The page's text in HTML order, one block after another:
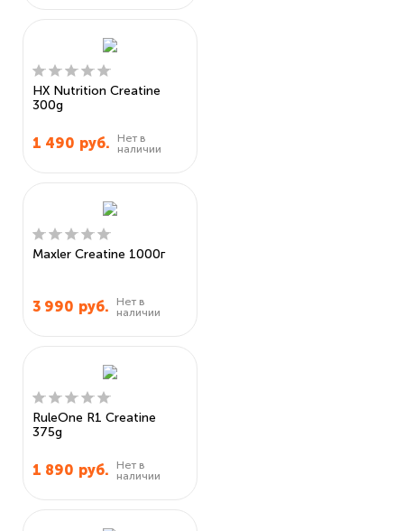
HX Nutrition Creatine
300g
1 490 руб.
Нет в
наличии
Maxler Creatine 1000г
3 990 руб.
Нет в
наличии
RuleOne R1 Creatine
375g
1 890 руб.
Нет в
наличии